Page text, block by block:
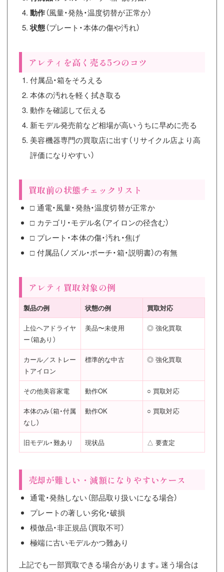
動作（風量・発熱・温度切替が正常か）
状態（プレート・本体の傷や汚れ）
アレティを高く売る5つのコツ
付属品・箱をそろえる
本体の汚れを軽く拭き取る
動作を確認して伝える
新モデル発売前など相場が高いうちに早めに売る
美容機器専門の買取店に出す（リサイクル店より高
評価になりやすい）
買取前の状態チェックリスト
□ 通電・風量・発熱・温度切替が正常か
□ カテゴリ・モデル名（アイロンの径含む）
□ プレート・本体の傷・汚れ・焦げ
□ 付属品（ノズル・ポーチ・箱・説明書）の有無
アレティ買取対象の例
製品の例 状態の例 買取対応
上位ヘアドライヤ
ー（箱あり）
美品〜未使用 ◎ 強化買取
カール／ストレー
トアイロン
標準的な中古 ◎ 強化買取
その他美容家電 動作OK ○ 買取対応
本体のみ（箱・付属
なし）
動作OK ○ 買取対応
旧モデル・難あり 現状品 △ 要査定
売却が難しい・減額になりやすいケース
通電・発熱しない（部品取り扱いになる場合）
プレートの著しい劣化・破損
模倣品・非正規品（買取不可）
極端に古いモデルかつ難あり
上記でも一部買取できる場合があります。迷う場合は